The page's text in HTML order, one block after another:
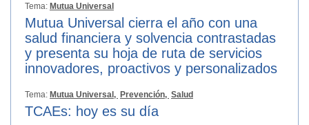
Tema: Mutua Universal
Mutua Universal cierra el año con una
salud financiera y solvencia contrastadas
y presenta su hoja de ruta de servicios
innovadores, proactivos y personalizados
Tema: Mutua Universal, Prevención, Salud
TCAEs: hoy es su día